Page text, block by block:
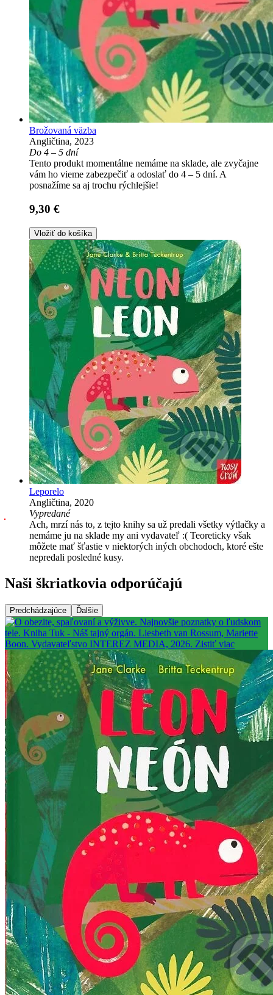
Brožovaná väzba
Angličtina, 2023
Do 4 – 5 dní
Tento produkt momentálne nemáme na sklade, ale zvyčajne
vám ho vieme zabezpečiť a odoslať do 4 – 5 dní. A
posnažíme sa aj trochu rýchlejšie!
9,30 €
Vložiť do košíka
Leporelo
Angličtina, 2020
Vypredané
Ach, mrzí nás to, z tejto knihy sa už predali všetky výtlačky a
nemáme ju na sklade my ani vydavateľ :( Teoreticky však
môžete mať šťastie v niektorých iných obchodoch, ktoré ešte
nepredali posledné kusy.
Naši škriatkovia odporúčajú
Predchádzajúce Ďalšie